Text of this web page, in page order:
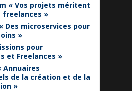
« Vos projets méritent
freelances »
Des microservices pour
»
pour
et Freelances »
Annuaires
de la création et de la
»